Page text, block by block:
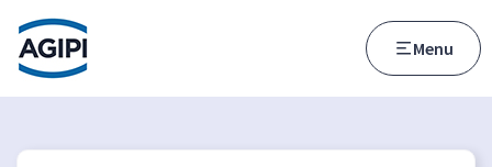
Accès au menu
Accès au contenu principal
Menu